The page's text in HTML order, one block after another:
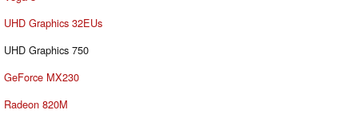
UHD Graphics 32EUs
UHD Graphics 750
GeForce MX230
Radeon 820M